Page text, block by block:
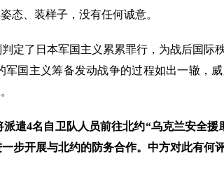
态、装样子，没有任何诚意。
定了日本军国主义累累罪行，为战后国际
国主义筹备发动战争的过程如出一辙，
遣4名自卫队人员前往北约“乌克兰安全
步开展与北约的防务合作。中方对此有何